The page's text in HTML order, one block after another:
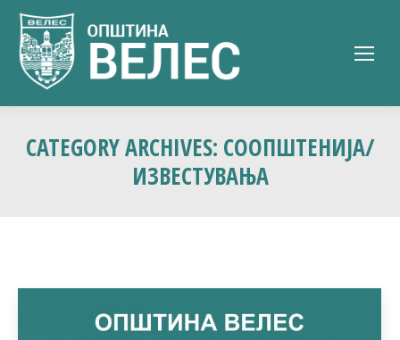
CATEGORY ARCHIVES: СООПШТЕНИЈА/
ИЗВЕСТУВАЊА